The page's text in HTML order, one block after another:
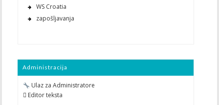
WS Croatia
zapošljavanja
Administracija
Ulaz za Administratore
 Editor teksta